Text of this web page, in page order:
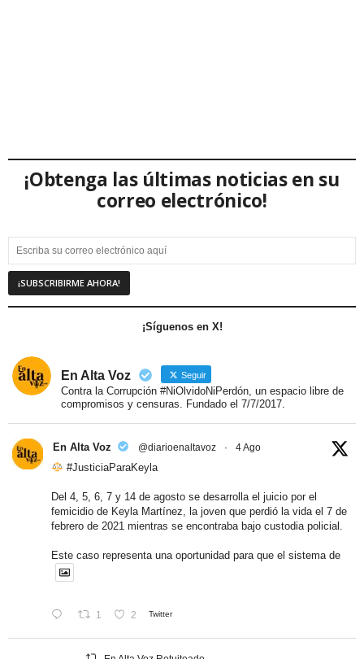
¡Obtenga las últimas noticias en su
correo electrónico!
¡Síguenos en X!
En Alta Voz Seguir
Contra la Corrupción #NiOlvidoNiPerdón, un espacio libre de
compromisos y censuras. Fundado el 7/7/2017.
En Alta Voz @diarioenaltavoz · 4 Ago
#JusticiaParaKeyla
Del 4, 5, 6, 7 y 14 de agosto se desarrolla el juicio por el
femicidio de Keyla Martínez, la joven que perdió la vida el 7 de
febrero de 2021 mientras se encontraba bajo custodia policial.
Este caso representa una oportunidad para que el sistema de
1 2 Twitter